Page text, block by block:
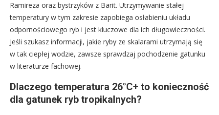
Ramireza oraz bystrzyków z Barit. Utrzymywanie stałej
temperatury w tym zakresie zapobiega osłabieniu układu
odpornościowego ryb i jest kluczowe dla ich długowieczności.
Jeśli szukasz informacji, jakie ryby ze skalarami utrzymają się
w tak ciepłej wodzie, zawsze sprawdzaj pochodzenie gatunku
w literaturze fachowej.
Dlaczego temperatura 26°C+ to konieczność
dla gatunek ryb tropikalnych?